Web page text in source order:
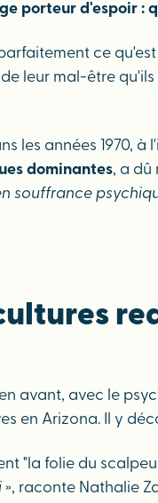
porteur d'espoir :
ce
leur mal-être
les années 1970,
dominantes, a dû
souffrance
avant, avec le
en Arizona. Il y
"la folie du
», raconte Nathalie